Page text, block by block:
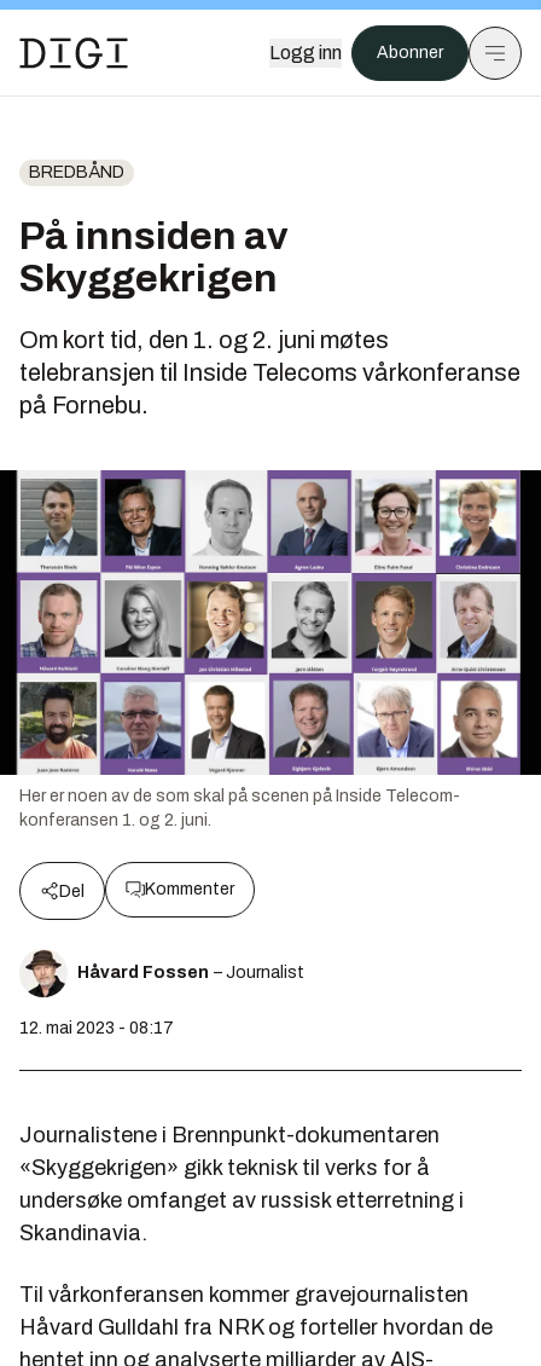
Logg inn Abonner
BREDBÅND
På innsiden av
Skyggekrigen
Om kort tid, den 1. og 2. juni møtes
telebransjen til Inside Telecoms vårkonferanse
på Fornebu.
Her er noen av de som skal på scenen på Inside Telecom-
konferansen 1. og 2. juni.
Del Kommenter
Håvard Fossen – Journalist
12. mai 2023 - 08:17
Journalistene i Brennpunkt-dokumentaren
«Skyggekrigen» gikk teknisk til verks for å
undersøke omfanget av russisk etterretning i
Skandinavia.
Til vårkonferansen kommer gravejournalisten
Håvard Gulldahl fra NRK og forteller hvordan de
hentet inn og analyserte milliarder av AIS-